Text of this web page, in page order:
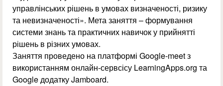
управлінських рішень в умовах визначеності, ризику
та невизначеності». Мета заняття – формування
системи знань та практичних навичок у прийнятті
рішень в різних умовах.
Заняття проведено на платформі Google-meet з
використанням онлайн-сервсісу LearningApps.org та
Google додатку Jamboard.